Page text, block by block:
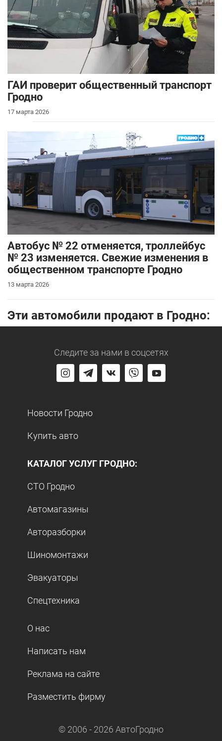
ГАИ проверит общественный транспорт
Гродно
17 марта 2026
Автобус № 22 отменяется, троллейбус
№ 23 изменяется. Свежие изменения в
общественном транспорте Гродно
13 марта 2026
Эти автомобили продают в Гродно:
Следите за нами в соцсетях
Новости Гродно
Купить авто
КАТАЛОГ УСЛУГ ГРОДНО:
СТО Гродно
Автомагазины
Авторазборки
Шиномонтажи
Эвакуаторы
Спецтехника
О нас
Написать нам
Реклама на сайте
Разместить фирму
© 2006 - 2026 АвтоГродно